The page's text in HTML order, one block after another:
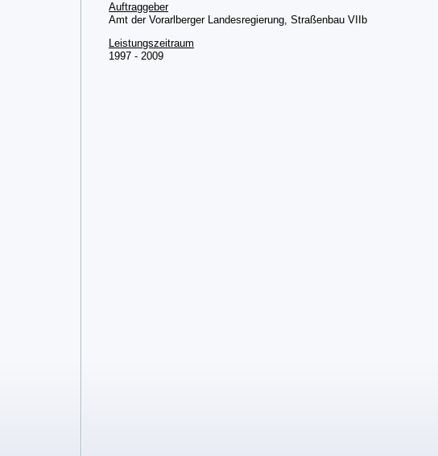
Auftraggeber
Amt der Vorarlberger Landesregierung, Straßenbau VIIb
Leistungszeitraum
1997 - 2009